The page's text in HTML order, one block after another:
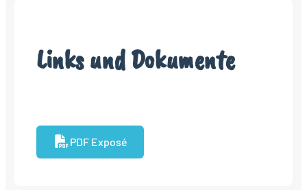
Links und Dokumente
PDF Exposé